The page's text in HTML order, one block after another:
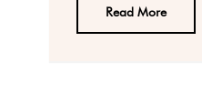
Read More